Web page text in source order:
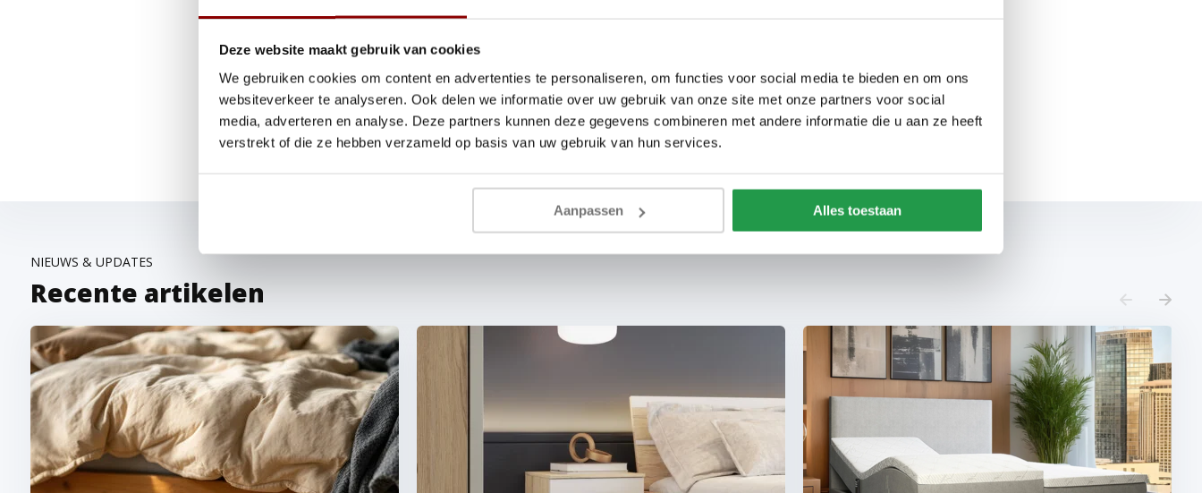
Deze website maakt gebruik van cookies
We gebruiken cookies om content en advertenties te personaliseren, om functies voor social media te bieden en om ons
websiteverkeer te analyseren. Ook delen we informatie over uw gebruik van onze site met onze partners voor social
media, adverteren en analyse. Deze partners kunnen deze gegevens combineren met andere informatie die u aan ze heeft
verstrekt of die ze hebben verzameld op basis van uw gebruik van hun services.
Aanpassen Alles toestaan
Latex matras uitproberen? Bezoek onze showroom in Asten
Wil je ervaren hoe een latex matras ligt voordat je een keuze maakt? Kom dan proefliggen in onze showroom in Asten. Onze
slaapspecialisten staan voor je klaar met persoonlijk advies. Bekijk ook onze collectie beddenenboxspringsen ontdek welke
combinatie het beste past bij jouw wensen!
NIEUWS & UPDATES
Recente artikelen